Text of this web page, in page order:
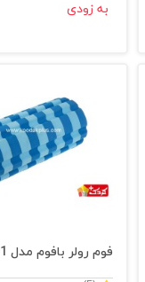
به زودی
فوم رولر بافوم مدل FR-01